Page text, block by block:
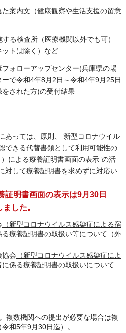
案内文（健康観察や生活支援の留意
る検査所（医療機関以外でも可）
ットは除く）など
ォローアップセンター(兵庫県の場
で令和4年8月2日～令和4年9月25日
をされた方)の受付結果
あっては、原則、”新型コロナウイル
できる代替書類として利用可能性の
による療養証明書画面の表示”の活
対して療養証明書を求めずに対応い
明書画面の表示は9月30日
した。
（新型コロナウイルス感染症による宿
療養証明書の取扱い等について（外
協会 （新型コロナウイルス感染症によ
係る療養証明書の取扱いについて
複数機関への提出が必要な場合は複
和5年9月30日迄）。